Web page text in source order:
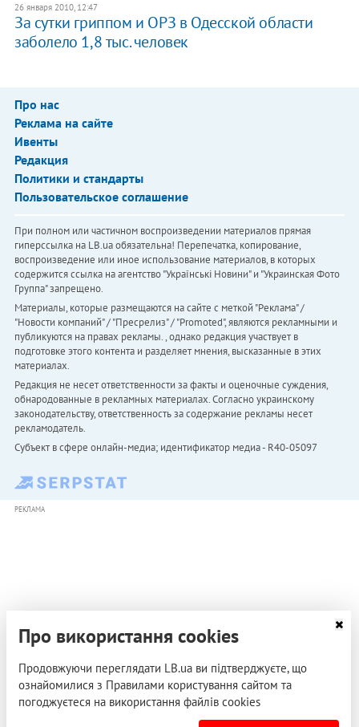
26 января 2010, 12:47
За сутки гриппом и ОРЗ в Одесской области
заболело 1,8 тыс. человек
Про нас
Реклама на сайте
Ивенты
Редакция
Политики и стандарты
Пользовательское соглашение
При полном или частичном воспроизведении материалов прямая
гиперссылка на LB.ua обязательна! Перепечатка, копирование,
воспроизведение или иное использование материалов, в которых
содержится ссылка на агентство "Українськi Новини" и "Украинская Фото
Группа" запрещено.
Материалы, которые размещаются на сайте с меткой "Реклама" /
"Новости компаний" / "Пресрелиз" / "Promoted", являются рекламными и
публикуются на правах рекламы. , однако редакция участвует в
подготовке этого контента и разделяет мнения, высказанные в этих
материалах.
Редакция не несет ответственности за факты и оценочные суждения,
обнародованные в рекламных материалах. Согласно украинскому
законодательству, ответственность за содержание рекламы несет
рекламодатель.
Субъект в сфере онлайн-медиа; идентификатор медиа - R40-05097
РЕКЛАМА
Про використання cookies
Продовжуючи переглядати LB.ua ви підтверджуєте, що
ознайомилися з Правилами користування сайтом та
погоджуєтеся на використання файлів cookies